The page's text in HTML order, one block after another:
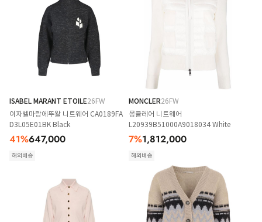
ISABEL MARANT ETOILE26FW
이자벨마랑에뚜왈 니트웨어 CA0189FA
D3L05E01BK Black
41%647,000
해외배송
MONCLER26FW
몽클레어 니트웨어
L20939B51000A9018034 White
7%1,812,000
해외배송